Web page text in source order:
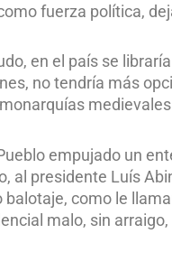
fuerza política,
en el país se
no tendría más
empujado un
al presidente Luís
como le
malo, sin